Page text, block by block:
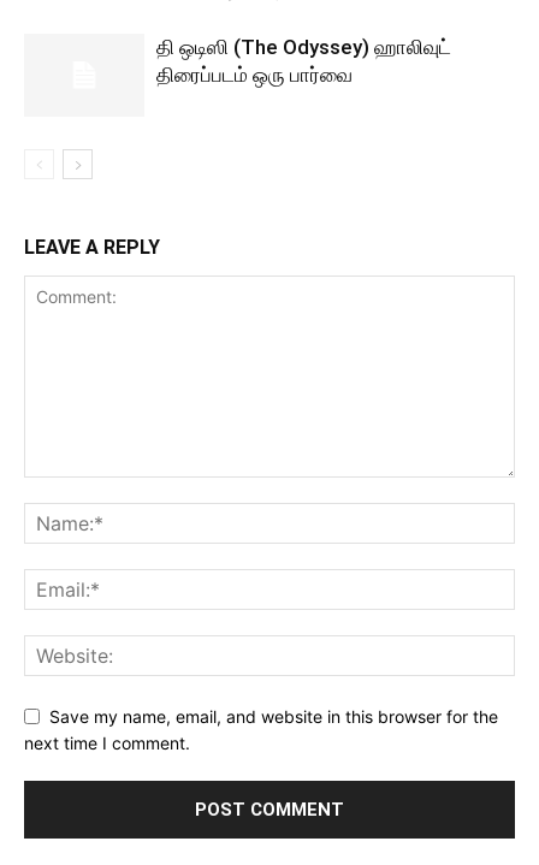
தி ஒடிஸி (The Odyssey) ஹாலிவுட்
திரைப்படம் ஒரு பார்வை
LEAVE A REPLY
Save my name, email, and website in this browser for the
next time I comment.